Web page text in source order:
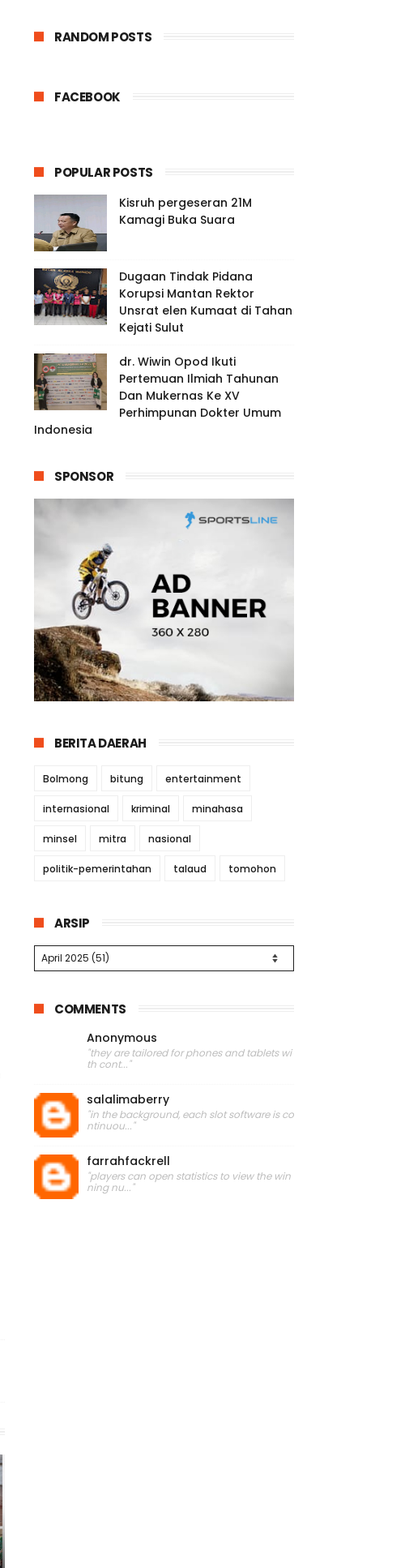
RANDOM POSTS
FACEBOOK
POPULAR POSTS
Kisruh pergeseran 21M
Kamagi Buka Suara
Dugaan Tindak Pidana
Korupsi Mantan Rektor
Unsrat elen Kumaat di Tahan
Kejati Sulut
dr. Wiwin Opod Ikuti
Pertemuan Ilmiah Tahunan
Dan Mukernas Ke XV
Perhimpunan Dokter Umum
Indonesia
SPONSOR
BERITA DAERAH
Bolmong bitung entertainment
internasional kriminal minahasa
minsel mitra nasional
politik-pemerintahan talaud tomohon
ARSIP
COMMENTS
Anonymous
"they are tailored for phones and tablets wi
th cont..."
salalimaberry
"in the background, each slot software is co
ntinuou..."
farrahfackrell
"players can open statistics to view the win
ning nu..."